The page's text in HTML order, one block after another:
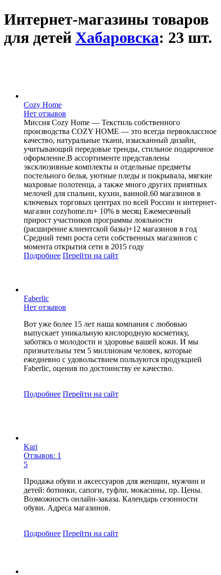
Интернет-магазины товаров
для детей Хабаровска: 23 шт.
Cozy Home
Нет отзывов
Миссия Cozy Home — Текстиль собственного
производства COZY HOME — это всегда первоклассное
качество, натуральные ткани, изысканный дизайн,
учитывающий передовые тренды, стильное подарочное
оформление.В ассортименте представлены
эксклюзивные комплекты и отдельные предметы
постельного белья, уютные пледы и покрывала, мягкие
махровые полотенца, а также много других приятных
мелочей для спальни, кухни, ванной.60 магазинов в
ключевых торговых центрах по всей России и интернет-
магазин cozyhome.ru+ 10% в месяц Ежемесячный
прирост участников программы лояльности
(расширение клиентской базы)+12 магазинов в год
Средний темп роста сети собственных магазинов с
момента открытия сети в 2015 году
Подробнее Перейти на сайт
Faberlic
Нет отзывов
Вот уже более 15 лет наша компания с любовью
выпускает уникальную кислородную косметику,
заботясь о молодости и здоровье вашей кожи. И мы
признательны тем 5 миллионам человек, которые
ежедневно с удовольствием пользуются продукцией
Faberlic, оценив по достоинству ее качество.
Подробнее Перейти на сайт
Kari
Отзывов: 1
5
Продажа обуви и аксессуаров для женщин, мужчин и
детей: ботинки, сапоги, туфли, мокасины, пр. Цены.
Возможность онлайн-заказа. Календарь сезонности
обуви. Адреса магазинов.
Подробнее Перейти на сайт